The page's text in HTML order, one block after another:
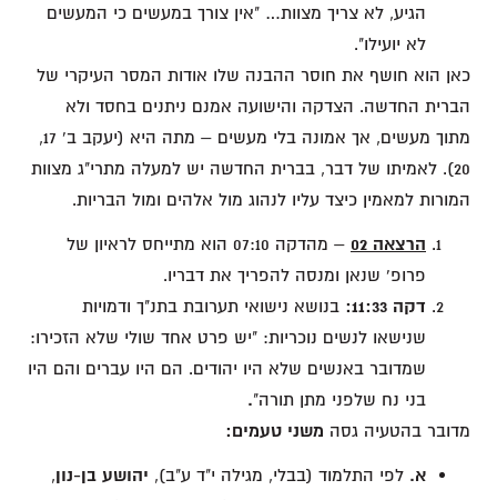
הגיע, לא צריך מצוות… "אין צורך במעשים כי המעשים
לא יועילו".
כאן הוא חושף את חוסר ההבנה שלו אודות המסר העיקרי של
הברית החדשה. הצדקה והישועה אמנם ניתנים בחסד ולא
מתוך מעשים, אך אמונה בלי מעשים – מתה היא (יעקב ב' 17,
20). לאמיתו של דבר, בברית החדשה יש למעלה מתרי"ג מצוות
המורות למאמין כיצד עליו לנהוג מול אלהים ומול הבריות.
הרצאה 02
– מהדקה 07:10 הוא מתייחס לראיון של
פרופ' שנאן ומנסה להפריך את דבריו.
דקה 11:33:
בנושא נישואי תערובת בתנ"ך ודמויות
שנישאו לנשים נוכריות: "יש פרט אחד שולי שלא הזכירו:
שמדובר באנשים שלא היו יהודים. הם היו עברים והם היו
בני נח שלפני מתן תורה".
מדובר בהטעיה גסה משני טעמים:
א. לפי התלמוד (בבלי, מגילה י"ד ע"ב), יהושע בן-נון,